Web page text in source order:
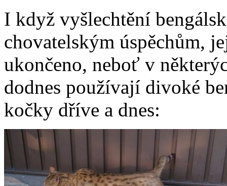
I když vyšlechtění
chovatelským úspěchům,
ukončeno, neboť v
dodnes používají divoké
kočky dříve a dnes: